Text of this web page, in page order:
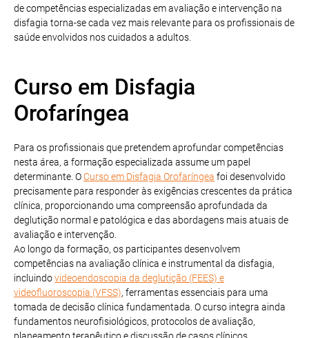
de competências especializadas em avaliação e intervenção na
disfagia torna-se cada vez mais relevante para os profissionais de
saúde envolvidos nos cuidados a adultos.
Curso em Disfagia
Orofaríngea
Para os profissionais que pretendem aprofundar competências
nesta área, a formação especializada assume um papel
determinante. O Curso em Disfagia Orofaríngea foi desenvolvido
precisamente para responder às exigências crescentes da prática
clínica, proporcionando uma compreensão aprofundada da
deglutição normal e patológica e das abordagens mais atuais de
avaliação e intervenção.
Ao longo da formação, os participantes desenvolvem
competências na avaliação clínica e instrumental da disfagia,
incluindovideoendoscopia da deglutição (FEES) e
videofluoroscopia (VFSS), ferramentas essenciais para uma
tomada de decisão clínica fundamentada. O curso integra ainda
fundamentos neurofisiológicos, protocolos de avaliação,